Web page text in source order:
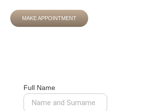
MAKE APPOINTMENT
Full Name